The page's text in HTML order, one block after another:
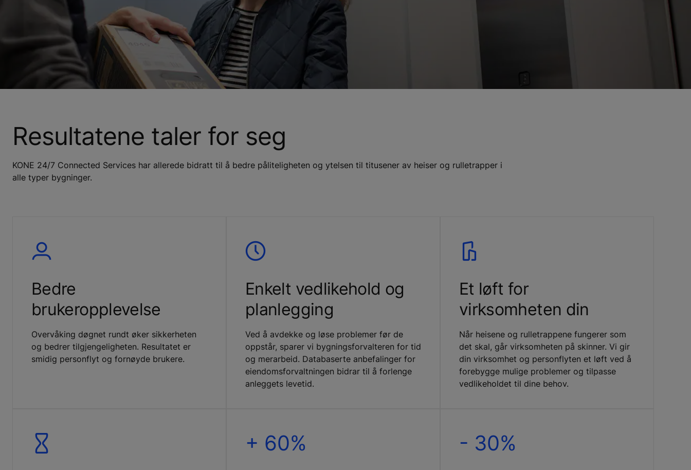
Resultatene taler for seg
KONE 24/7 Connected Services har allerede bidratt til å bedre påliteligheten og ytelsen til titusener av heiser og rulletrapper i
alle typer bygninger.
Bedre
brukeropplevelse
Overvåking døgnet rundt øker sikkerheten
og bedrer tilgjengeligheten. Resultatet er
smidig personflyt og fornøyde brukere.
Enkelt vedlikehold og
planlegging
Ved å avdekke og løse problemer før de
oppstår, sparer vi bygningsforvalteren for tid
og merarbeid. Databaserte anbefalinger for
eiendomsforvaltningen bidrar til å forlenge
anleggets levetid.
Et løft for
virksomheten din
Når heisene og rulletrappene fungerer som
det skal, går virksomheten på skinner. Vi gir
din virksomhet og personflyten et løft ved å
forebygge mulige problemer og tilpasse
vedlikeholdet til dine behov.
+ 60% - 30%